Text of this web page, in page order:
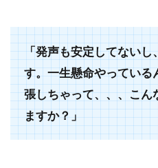
「発声も安定してないし
す。一生懸命やっている
張しちゃって、、、こん
ますか？」